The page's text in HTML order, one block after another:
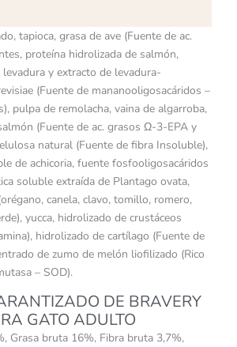
tapioca, grasa de ave (Fuente de ac.
proteína hidrolizada de salmón,
y extracto de levadura-
(Fuente de mananooligosacáridos –
pulpa de remolacha, vaina de algarroba,
(Fuente de ac. grasos Ω-3-EPA y
natural (Fuente de fibra Insoluble),
de achicoria, fuente fosfooligosacáridos
soluble extraída de Plantago ovata,
canela, clavo, tomillo, romero,
yucca, hidrolizado de crustáceos
hidrolizado de cartílago (Fuente de
de zumo de melón liofilizado (Rico
– SOD).
DE BRAVERY
GATO ADULTO
Grasa bruta 16%, Fibra bruta 3,7%,